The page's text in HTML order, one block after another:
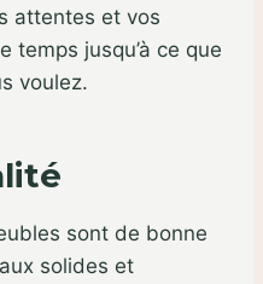
attentes et vos
temps jusqu’à ce que
voulez.
sont de bonne
solides et